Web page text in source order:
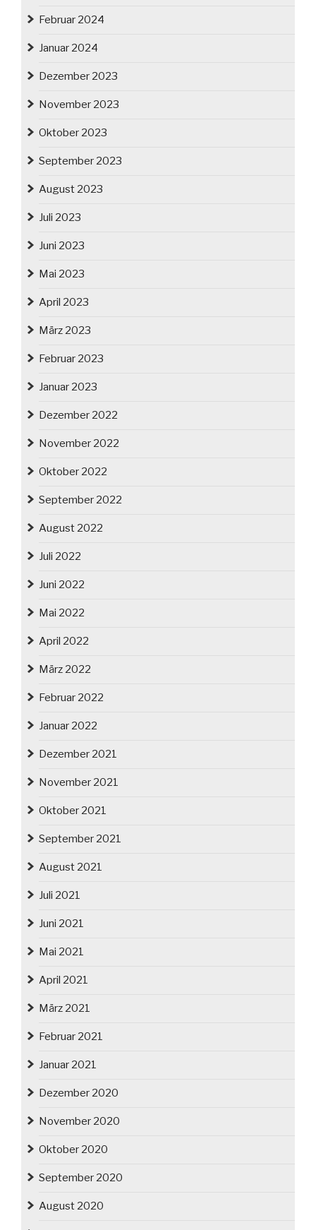
Februar 2024
Januar 2024
Dezember 2023
November 2023
Oktober 2023
September 2023
August 2023
Juli 2023
Juni 2023
Mai 2023
April 2023
März 2023
Februar 2023
Januar 2023
Dezember 2022
November 2022
Oktober 2022
September 2022
August 2022
Juli 2022
Juni 2022
Mai 2022
April 2022
März 2022
Februar 2022
Januar 2022
Dezember 2021
November 2021
Oktober 2021
September 2021
August 2021
Juli 2021
Juni 2021
Mai 2021
April 2021
März 2021
Februar 2021
Januar 2021
Dezember 2020
November 2020
Oktober 2020
September 2020
August 2020